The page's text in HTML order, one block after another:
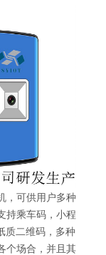
，可供用户多种
持乘车码，小程
质二维码，多种
个场合，并且其